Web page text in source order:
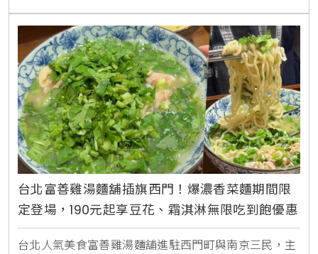
職人權威。
台北富善雞湯麵舖插旗西門！爆濃香菜麵期間限
定登場，190元起享豆花、霜淇淋無限吃到飽優惠
台北人氣美食富善雞湯麵舖進駐西門町與南京三民，主